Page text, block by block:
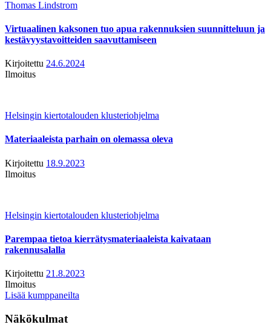
Thomas Lindstrom
Virtuaalinen kaksonen tuo apua rakennuksien suunnitteluun ja
kestävyystavoitteiden saavuttamiseen
Kirjoitettu 24.6.2024
Ilmoitus
Helsingin kiertotalouden klusteriohjelma
Materiaaleista parhain on olemassa oleva
Kirjoitettu 18.9.2023
Ilmoitus
Helsingin kiertotalouden klusteriohjelma
Parempaa tietoa kierrätysmateriaaleista kaivataan
rakennusalalla
Kirjoitettu 21.8.2023
Ilmoitus
Lisää kumppaneilta
Näkökulmat